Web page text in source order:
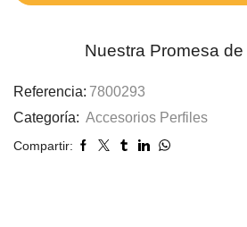
Nuestra Promesa
Referencia: 7800293
Categoría: Accesorios Perfiles
Compartir: